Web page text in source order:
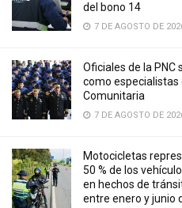
del bono 14
7 DE AGOSTO DE
Oficiales de la PNC
como especialistas
Comunitaria
7 DE AGOSTO DE
Motocicletas
50 % de los
en hechos de
entre enero y junio